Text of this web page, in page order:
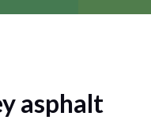
asphalt